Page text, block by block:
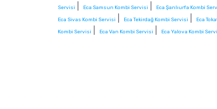
Servisi
Eca Samsun Kombi Servisi Eca Şanlıurfa Kombi
Eca Sivas Kombi Servisi Eca Tekirdağ Kombi Servisi Eca
Kombi Servisi
Eca Van Kombi Servisi Eca Yalova Kombi